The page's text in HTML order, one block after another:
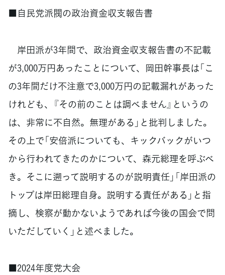
■自民党派閥の政治資金収支報告書
岸田派が3年間で、政治資金収支報告書の不記載
が3,000万円あったことについて、岡田幹事長は「こ
の3年間だけ不注意で3,000万円の記載漏れがあった
けれども、『その前のことは調べません』というの
は、非常に不自然。無理がある」と批判しました。
その上で「安倍派についても、キックバックがいつ
から行われてきたのかについて、森元総理を呼ぶべ
き。そこに遡って説明するのが説明責任」「岸田派の
トップは岸田総理自身。説明する責任がある」と指
摘し、検察が動かないようであれば今後の国会で問
いただしていく」と述べました。
■2024年度党大会